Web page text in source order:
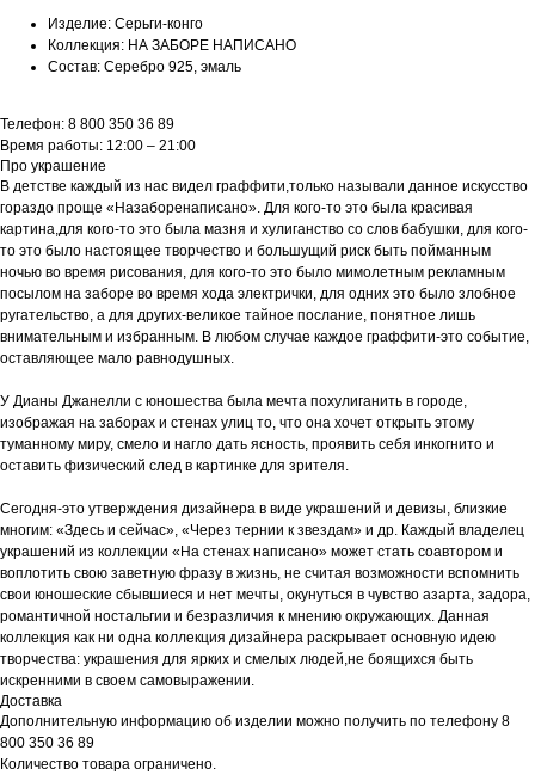
Изделие: Серьги-конго
Коллекция: НА ЗАБОРЕ НАПИСАНО
Состав: Серебро 925, эмаль
Телефон: 8 800 350 36 89
Время работы: 12:00 – 21:00
Про украшение
В детстве каждый из нас видел граффити,только называли данное искусство
гораздо проще «Назаборенаписано». Для кого-то это была красивая
картина,для кого-то это была мазня и хулиганство со слов бабушки, для кого-
то это было настоящее творчество и большущий риск быть пойманным
ночью во время рисования, для кого-то это было мимолетным рекламным
посылом на заборе во время хода электрички, для одних это было злобное
ругательство, а для других-великое тайное послание, понятное лишь
внимательным и избранным. В любом случае каждое граффити-это событие,
оставляющее мало равнодушных.
У Дианы Джанелли с юношества была мечта похулиганить в городе,
изображая на заборах и стенах улиц то, что она хочет открыть этому
туманному миру, смело и нагло дать ясность, проявить себя инкогнито и
оставить физический след в картинке для зрителя.
Сегодня-это утверждения дизайнера в виде украшений и девизы, близкие
многим: «Здесь и сейчас», «Через тернии к звездам» и др. Каждый владелец
украшений из коллекции «На стенах написано» может стать соавтором и
воплотить свою заветную фразу в жизнь, не считая возможности вспомнить
свои юношеские сбывшиеся и нет мечты, окунуться в чувство азарта, задора,
романтичной ностальгии и безразличия к мнению окружающих. Данная
коллекция как ни одна коллекция дизайнера раскрывает основную идею
творчества: украшения для ярких и смелых людей,не боящихся быть
искренними в своем самовыражении.
Доставка
Дополнительную информацию об изделии можно получить по телефону 8
800 350 36 89
Количество товара ограничено.